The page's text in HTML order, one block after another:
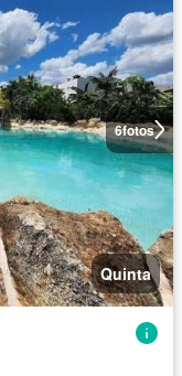
6fotos
Quinta